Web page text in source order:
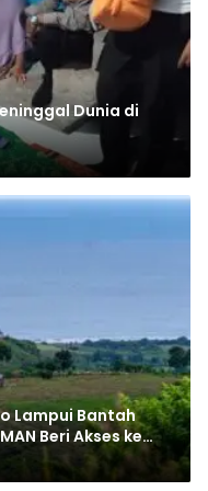
Dunia di
Lampui Bantah
Beri Akses ke